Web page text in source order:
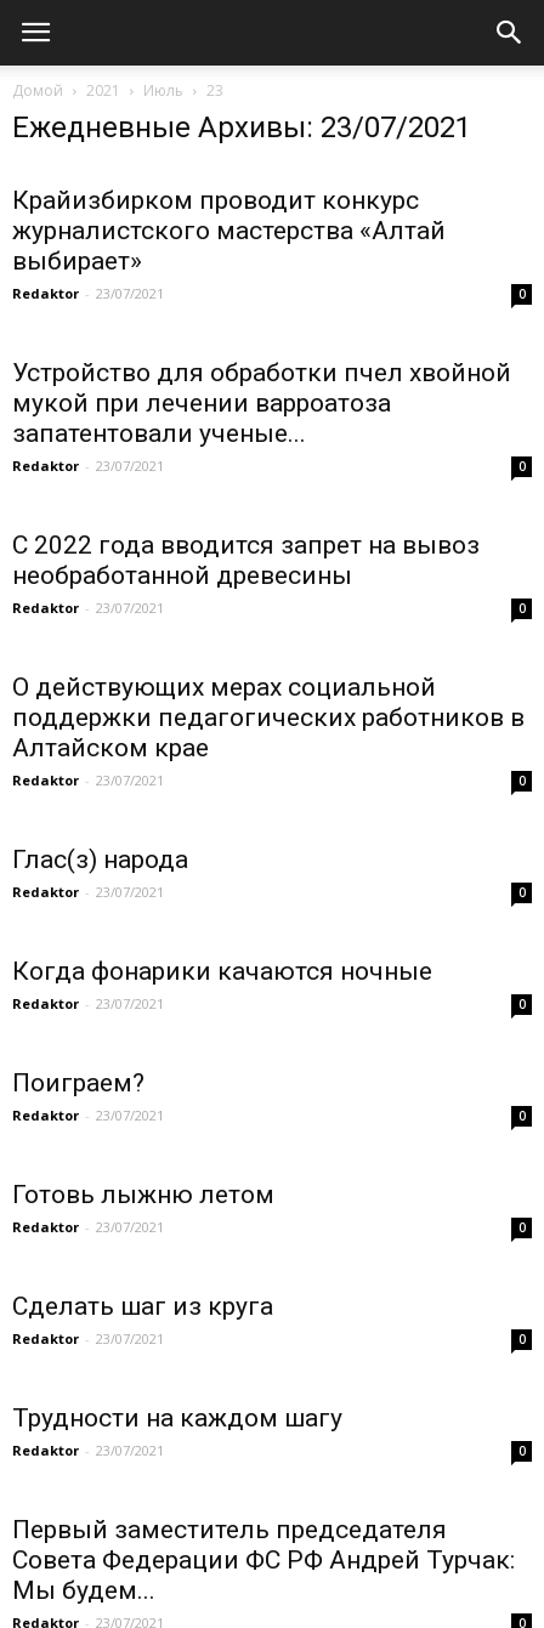
Домой 2021 Июль 23
Ежедневные Архивы: 23/07/2021
Крайизбирком проводит конкурс
журналистского мастерства «Алтай
выбирает»
Redaktor - 23/07/2021 0
Устройство для обработки пчел хвойной
мукой при лечении варроатоза
запатентовали ученые...
Redaktor - 23/07/2021 0
С 2022 года вводится запрет на вывоз
необработанной древесины
Redaktor - 23/07/2021 0
О действующих мерах социальной
поддержки педагогических работников в
Алтайском крае
Redaktor - 23/07/2021 0
Глас(з) народа
Redaktor - 23/07/2021 0
Когда фонарики качаются ночные
Redaktor - 23/07/2021 0
Поиграем?
Redaktor - 23/07/2021 0
Готовь лыжню летом
Redaktor - 23/07/2021 0
Сделать шаг из круга
Redaktor - 23/07/2021 0
Трудности на каждом шагу
Redaktor - 23/07/2021 0
Первый заместитель председателя
Совета Федерации ФС РФ Андрей Турчак:
Мы будем...
Redaktor - 23/07/2021 0